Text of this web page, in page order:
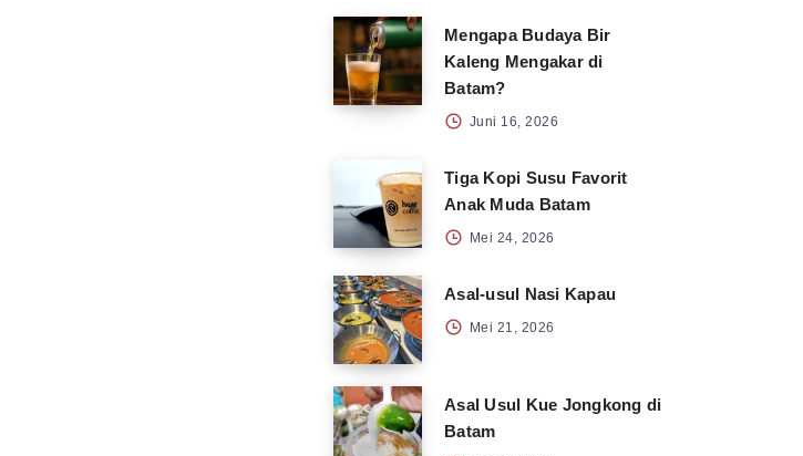
Mengapa Budaya Bir
Kaleng Mengakar di
Batam?
Juni 16, 2026
Tiga Kopi Susu Favorit
Anak Muda Batam
Mei 24, 2026
Asal-usul Nasi Kapau
Mei 21, 2026
Asal Usul Kue Jongkong di
Batam